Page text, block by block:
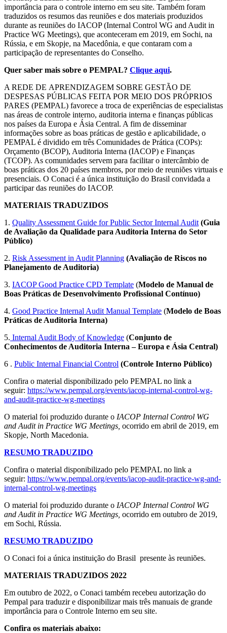
importância para o controle interno em seu site. Também foram
traduzidos os resumos das reuniões e dos materiais produzidos
durante as reuniões do IACOP (Internal Control WG and Audit in
Practice WG Meetings), que aconteceram em 2019, em Sochi, na
Rússia, e em Skopje, na Macedônia, e que contaram com a
participação de representantes do Conselho.
Quer saber mais sobre o PEMPAL? Clique aqui.
A REDE DE APRENDIZAGEM SOBRE GESTÃO DE
DESPESAS PÚBLICAS FEITA POR MEIO DOS PRÓPRIOS
PARES (PEMPAL) favorece a troca de experiências de especialistas
nas áreas de controle interno, auditoria interna e finanças públicas
nos países da Europa e Ásia Central. A fim de disseminar
informações sobre as boas práticas de gestão e aplicabilidade, o
PEMPAL é dividido em três Comunidades de Prática (COPs):
Orçamento (BCOP), Auditoria Interna (IACOP) e Finanças
(TCOP). As comunidades servem para facilitar o intercâmbio de
boas práticas dos 20 países membros, por meio de reuniões virtuais e
presenciais. O Conaci é a única instituição do Brasil convidada a
participar das reuniões do IACOP.
MATERIAIS TRADUZIDOS
1. Quality Assessment Guide for Public Sector Internal Audit (Guia
de Avaliação da Qualidade para Auditoria Interna do Setor
Público)
2. Risk Assessment in Audit Planning (Avaliação de Riscos no
Planejamento de Auditoria)
3. IACOP Good Practice CPD Template (Modelo de Manual de
Boas Práticas de Desenvolvimento Profissional Contínuo)
4. Good Practice Internal Audit Manual Template (Modelo de Boas
Práticas de Auditoria Interna)
5. Internal Audit Body of Knowledge (Conjunto de
Conhecimentos de Auditoria Interna – Europa e Ásia Central)
6 . Public Internal Financial Control (Controle Interno Público)
Confira o material disponibilizado pelo PEMPAL no link a
seguir: https://www.pempal.org/events/iacop-internal-control-wg-
and-audit-practice-wg-meetings
O material foi produzido durante o IACOP Internal Control WG
and Audit in Practice WG Meetings, ocorrido em abril de 2019, em
Skopje, North Macedonia.
RESUMO TRADUZIDO
Confira o material disponibilizado pelo PEMPAL no link a
seguir: https://www.pempal.org/events/iacop-audit-practice-wg-and-
internal-control-wg-meetings
O material foi produzido durante o IACOP Internal Control WG
and Audit in Practice WG Meetings, ocorrido em outubro de 2019,
em Sochi, Rússia.
RESUMO TRADUZIDO
O Conaci foi a única instituição do Brasil presente às reuniões.
MATERIAIS TRADUZIDOS 2022
Em outubro de 2022, o Conaci também recebeu autorização do
Pempal para traduzir e disponibilizar mais três manuais de grande
importância para o Controle Interno em seu site.
Confira os materiais abaixo: